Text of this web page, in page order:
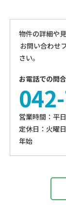
物件の詳細や
お問い合わせ
さい。
お電話での問
営業時間：平
定休⽇：火曜
年始